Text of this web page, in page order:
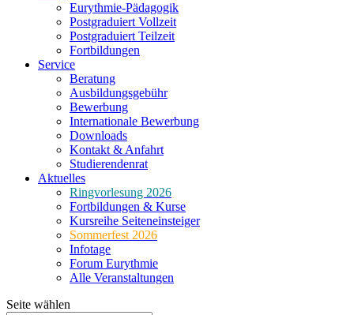
Eurythmie-Pädagogik
Postgraduiert Vollzeit
Postgraduiert Teilzeit
Fortbildungen
Service
Beratung
Ausbildungsgebühr
Bewerbung
Internationale Bewerbung
Downloads
Kontakt & Anfahrt
Studierendenrat
Aktuelles
Ringvorlesung 2026
Fortbildungen & Kurse
Kursreihe Seiteneinsteiger
Sommerfest 2026
Infotage
Forum Eurythmie
Alle Veranstaltungen
Seite wählen